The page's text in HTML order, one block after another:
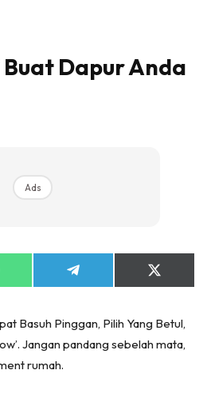
Dapur Anda
Ads
Share
on
Share
on
Basuh Pinggan, Pilih Yang Betul,
Jangan pandang sebelah mata,
rumah.